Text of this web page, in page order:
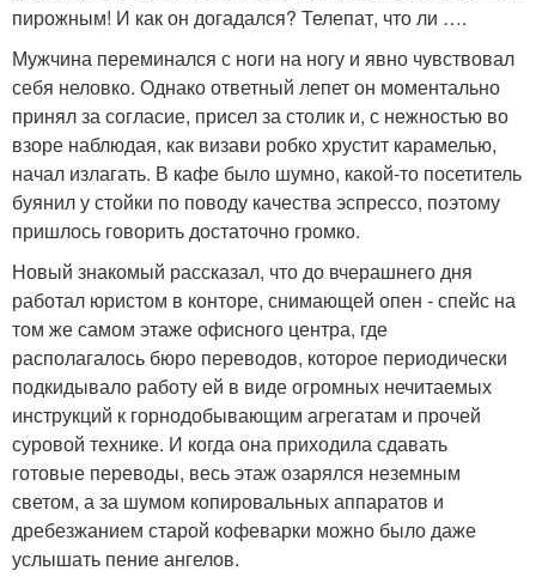
пирожным! И как он догадался? Телепат, что ли ….
Мужчина переминался с ноги на ногу и явно чувствовал
себя неловко. Однако ответный лепет он моментально
принял за согласие, присел за столик и, с нежностью во
взоре наблюдая, как визави робко хрустит карамелью,
начал излагать. В кафе было шумно, какой-то посетитель
буянил у стойки по поводу качества эспрессо, поэтому
пришлось говорить достаточно громко.
Новый знакомый рассказал, что до вчерашнего дня
работал юристом в конторе, снимающей опен - спейс на
том же самом этаже офисного центра, где
располагалось бюро переводов, которое периодически
подкидывало работу ей в виде огромных нечитаемых
инструкций к горнодобывающим агрегатам и прочей
суровой технике. И когда она приходила сдавать
готовые переводы, весь этаж озарялся неземным
светом, а за шумом копировальных аппаратов и
дребезжанием старой кофеварки можно было даже
услышать пение ангелов.